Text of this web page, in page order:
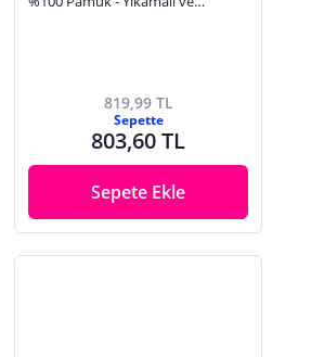
819,99 TL
Sepette
803,60 TL
Sepete Ekle